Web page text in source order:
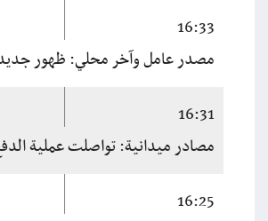
16:33
مصدر عامل وآخر محلي: ظهور جديد
16:31
مصادر ميدانية: تواصلت عملية
16:25